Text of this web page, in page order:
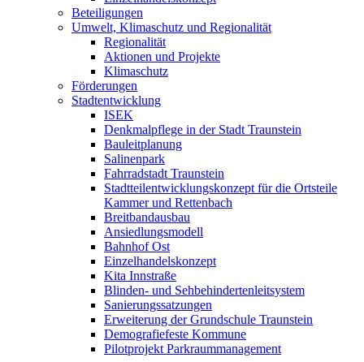
Beteiligungen
Umwelt, Klimaschutz und Regionalität
Regionalität
Aktionen und Projekte
Klimaschutz
Förderungen
Stadtentwicklung
ISEK
Denkmalpflege in der Stadt Traunstein
Bauleitplanung
Salinenpark
Fahrradstadt Traunstein
Stadtteilentwicklungskonzept für die Ortsteile
Kammer und Rettenbach
Breitbandausbau
Ansiedlungsmodell
Bahnhof Ost
Einzelhandelskonzept
Kita Innstraße
Blinden- und Sehbehindertenleitsystem
Sanierungssatzungen
Erweiterung der Grundschule Traunstein
Demografiefeste Kommune
Pilotprojekt Parkraummanagement